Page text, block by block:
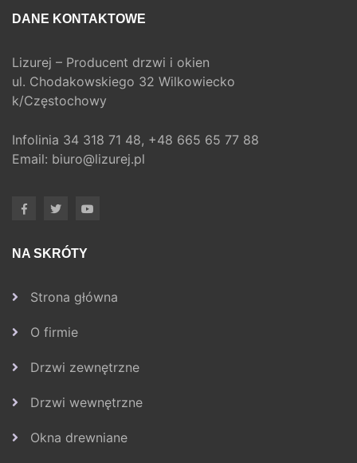
DANE KONTAKTOWE
Lizurej – Producent drzwi i okien
ul. Chodakowskiego 32 Wilkowiecko
k/Częstochowy
Infolinia 34 318 71 48, +48 665 65 77 88
Email: biuro@lizurej.pl
NA SKRÓTY
Strona główna
O firmie
Drzwi zewnętrzne
Drzwi wewnętrzne
Okna drewniane